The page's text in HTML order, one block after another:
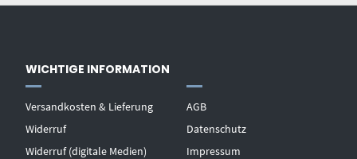
WICHTIGE INFORMATION
Versandkosten & Lieferung
Widerruf
Widerruf (digitale Medien)
AGB
Datenschutz
Impressum